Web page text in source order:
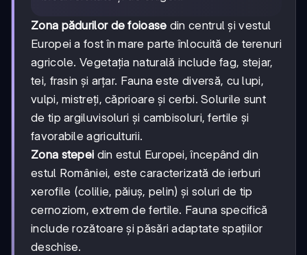
Zona pădurilor de foioase din centrul și vestul
Europei a fost în mare parte înlocuită de terenuri
agricole. Vegetația naturală include fag, stejar,
tei, frasin și arțar. Fauna este diversă, cu lupi,
vulpi, mistreți, căprioare și cerbi. Solurile sunt
de tip argiluvisoluri și cambisoluri, fertile și
favorabile agriculturii.
Zona stepei din estul Europei, începând din
estul României, este caracterizată de ierburi
xerofile (colilie, păiuș, pelin) și soluri de tip
cernoziom, extrem de fertile. Fauna specifică
include rozătoare și păsări adaptate spațiilor
deschise.